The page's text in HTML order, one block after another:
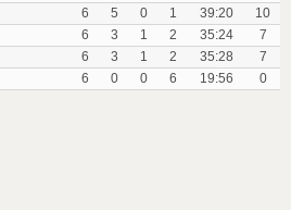
6 5 0 1 39:20
10
6 3 1 2 35:24
7
6 3 1 2 35:28
7
6 0 0 6 19:56 0